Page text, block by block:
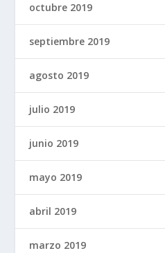
octubre 2019
septiembre 2019
agosto 2019
julio 2019
junio 2019
mayo 2019
abril 2019
marzo 2019